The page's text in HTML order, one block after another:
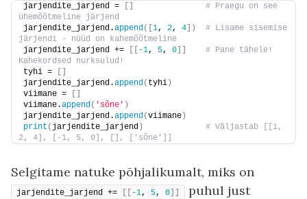
jarjendite_jarjend = []
# Praegu on see
ühemõõtmeline järjend
jarjendite_jarjend.append ([1, 2, 4])
# Lisame sisemise
järjendi - nüüd on kahemõõtmeline
jarjendite_jarjend +=
[[ -1, 5, 0]]
# Pane tähele!
Kahekordsed nurksulud!
tyhi =
[]
jarjendite_jarjend.append ( tyhi)
viimane =
[]
viimane.append ( 'sõne' )
jarjendite_jarjend.append (viimane)
print ( jarjendite_jarjend )
# Väljastab [[1,
2, 4], [-1, 5, 0], [], ['sõne']]
Selgitame natuke põhjalikumalt, miks on
jarjendite_jarjend += [[ -1, 5, 0]]
puhul just